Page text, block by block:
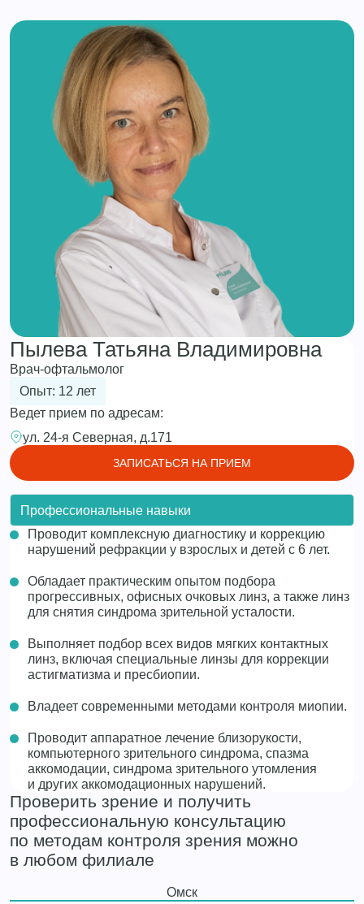
Пылева Татьяна Владимировна
Врач-офтальмолог
Опыт: 12 лет
Ведет прием по адресам:
ул. 24-я Северная, д.171
ЗАПИСАТЬСЯ НА ПРИЕМ
Профессиональные навыки
Проводит комплексную диагностику и коррекцию
нарушений рефракции у взрослых и детей с 6 лет.
Обладает практическим опытом подбора
прогрессивных, офисных очковых линз, а также линз
для снятия синдрома зрительной усталости.
Выполняет подбор всех видов мягких контактных
линз, включая специальные линзы для коррекции
астигматизма и пресбиопии.
Владеет современными методами контроля миопии.
Проводит аппаратное лечение близорукости,
компьютерного зрительного синдрома, спазма
аккомодации, синдрома зрительного утомления
и других аккомодационных нарушений.
Проверить зрение и получить
профессиональную консультацию
по методам контроля зрения можно
в любом филиале
Омск